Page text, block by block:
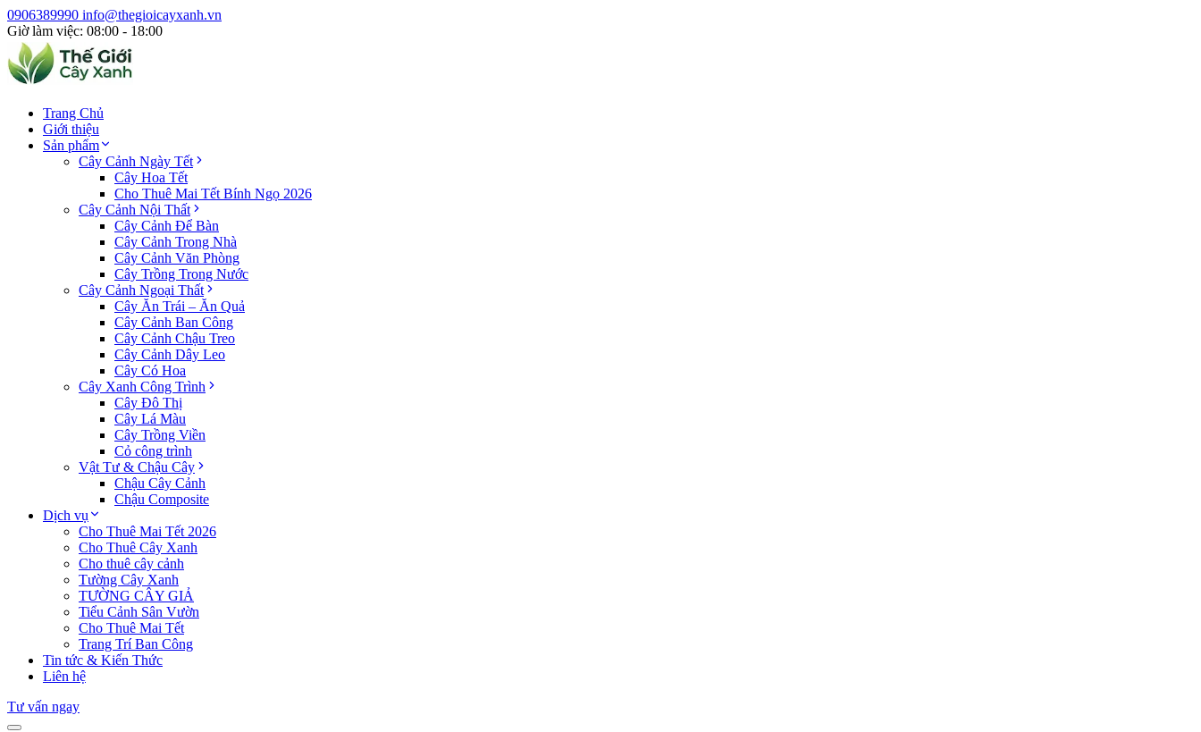
0906389990 info@thegioicayxanh.vn
Giờ làm việc: 08:00 - 18:00
Trang Chủ
Giới thiệu
Sản phẩm
Cây Cảnh Ngày Tết
Cây Hoa Tết
Cho Thuê Mai Tết Bính Ngọ 2026
Cây Cảnh Nội Thất
Cây Cảnh Để Bàn
Cây Cảnh Trong Nhà
Cây Cảnh Văn Phòng
Cây Trồng Trong Nước
Cây Cảnh Ngoại Thất
Cây Ăn Trái – Ăn Quả
Cây Cảnh Ban Công
Cây Cảnh Chậu Treo
Cây Cảnh Dây Leo
Cây Có Hoa
Cây Xanh Công Trình
Cây Đô Thị
Cây Lá Màu
Cây Trồng Viền
Cỏ công trình
Vật Tư & Chậu Cây
Chậu Cây Cảnh
Chậu Composite
Dịch vụ
Cho Thuê Mai Tết 2026
Cho Thuê Cây Xanh
Cho thuê cây cảnh
Tường Cây Xanh
TƯỜNG CÂY GIẢ
Tiểu Cảnh Sân Vườn
Cho Thuê Mai Tết
Trang Trí Ban Công
Tin tức & Kiến Thức
Liên hệ
Tư vấn ngay